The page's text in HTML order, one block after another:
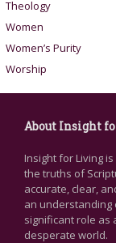
Theology
Women
Women’s Purity
Worship
About Insight
Insight for Living
the truths of
accurate, clear,
an understanding
significant role as
desperate world.